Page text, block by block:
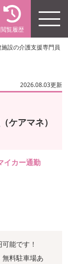
閲覧履歴
設の介護支援専門員
2026.08.03更新
ケアマネ）
カー通勤
能です！
料駐車場あ